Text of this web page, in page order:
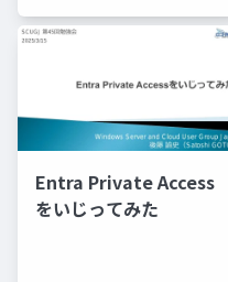
Entra Private Access
をいじってみた